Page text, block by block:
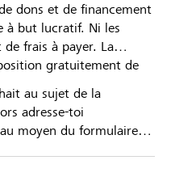
dons et de financement
à but lucratif. Ni les
frais à payer. La
gratuitement de
au sujet de la
adresse-toi
moyen du formulaire